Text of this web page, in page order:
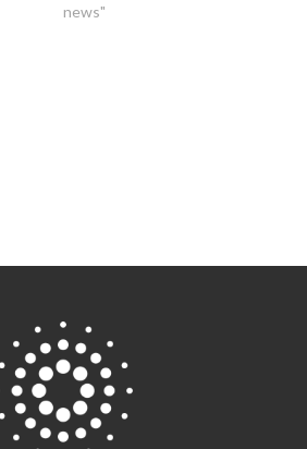
news"